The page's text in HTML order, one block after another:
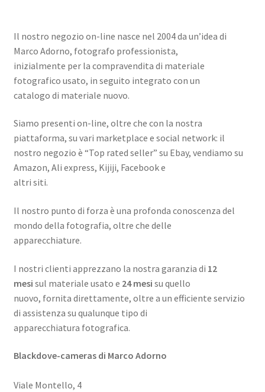
Il nostro negozio on-line nasce nel 2004 da un’idea di
Marco Adorno, fotografo professionista,
inizialmente per la compravendita di materiale
fotografico usato, in seguito integrato con un
catalogo di materiale nuovo.
Siamo presenti on-line, oltre che con la nostra
piattaforma, su vari marketplace e social network: il
nostro negozio è “Top rated seller” su Ebay, vendiamo su
Amazon, Ali express, Kijiji, Facebook e
altri siti.
Il nostro punto di forza è una profonda conoscenza del
mondo della fotografia, oltre che delle
apparecchiature.
I nostri clienti apprezzano la nostra garanzia di 12
mesi sul materiale usato e 24 mesi su quello
nuovo, fornita direttamente, oltre a un efficiente servizio
di assistenza su qualunque tipo di
apparecchiatura fotografica.
Blackdove-cameras di Marco Adorno
Viale Montello, 4